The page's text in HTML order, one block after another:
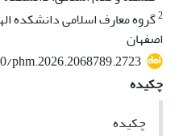
2گروه معارف اسلامی دانشکده
اصفهان
phm.2026.2068789.2723
چکیده
چکیده